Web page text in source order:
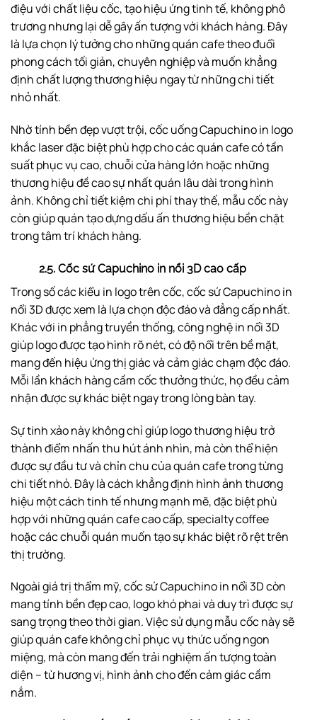
điệu với chất liệu cốc, tạo hiệu ứng tinh tế, không phô
trương nhưng lại dễ gây ấn tượng với khách hàng. Đây
là lựa chọn lý tưởng cho những quán cafe theo đuổi
phong cách tối giản, chuyên nghiệp và muốn khẳng
định chất lượng thương hiệu ngay từ những chi tiết
nhỏ nhất.
Nhờ tính bền đẹp vượt trội, cốc uống Capuchino in logo
khắc laser đặc biệt phù hợp cho các quán cafe có tần
suất phục vụ cao, chuỗi cửa hàng lớn hoặc những
thương hiệu đề cao sự nhất quán lâu dài trong hình
ảnh. Không chỉ tiết kiệm chi phí thay thế, mẫu cốc này
còn giúp quán tạo dựng dấu ấn thương hiệu bền chặt
trong tâm trí khách hàng.
2.5. Cốc sứ Capuchino in nổi 3D cao cấp
Trong số các kiểu in logo trên cốc, cốc sứ Capuchino in
nổi 3D được xem là lựa chọn độc đáo và đẳng cấp nhất.
Khác với in phẳng truyền thống, công nghệ in nổi 3D
giúp logo được tạo hình rõ nét, có độ nổi trên bề mặt,
mang đến hiệu ứng thị giác và cảm giác chạm độc đáo.
Mỗi lần khách hàng cầm cốc thưởng thức, họ đều cảm
nhận được sự khác biệt ngay trong lòng bàn tay.
Sự tinh xảo này không chỉ giúp logo thương hiệu trở
thành điểm nhấn thu hút ánh nhìn, mà còn thể hiện
được sự đầu tư và chỉn chu của quán cafe trong từng
chi tiết nhỏ. Đây là cách khẳng định hình ảnh thương
hiệu một cách tinh tế nhưng mạnh mẽ, đặc biệt phù
hợp với những quán cafe cao cấp, specialty coffee
hoặc các chuỗi quán muốn tạo sự khác biệt rõ rệt trên
thị trường.
Ngoài giá trị thẩm mỹ, cốc sứ Capuchino in nổi 3D còn
mang tính bền đẹp cao, logo khó phai và duy trì được sự
sang trọng theo thời gian. Việc sử dụng mẫu cốc này sẽ
giúp quán cafe không chỉ phục vụ thức uống ngon
miệng, mà còn mang đến trải nghiệm ấn tượng toàn
diện – từ hương vị, hình ảnh cho đến cảm giác cầm
nắm.